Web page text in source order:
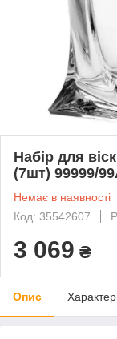
Набір для
(7шт) 99999/
Немає в наявності
Код: 35542607
3 069 ₴
Опис